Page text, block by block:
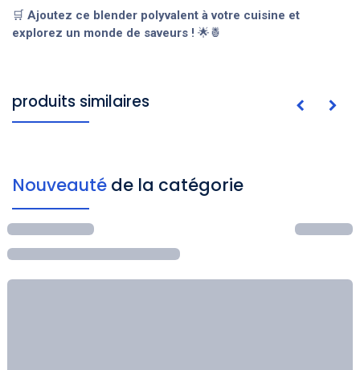
🛒 Ajoutez ce blender polyvalent à votre cuisine et
explorez un monde de saveurs ! 🌟🍍
produits similaires
Nouveauté de la catégorie